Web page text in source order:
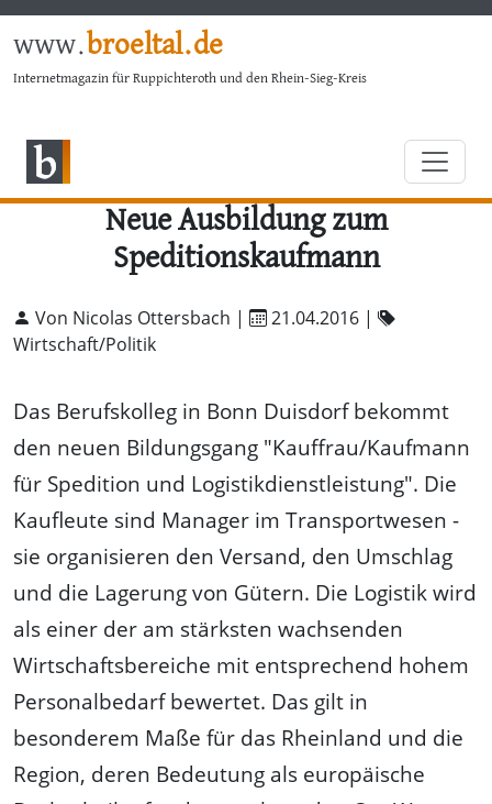
www.broeltal.de
Internetmagazin für Ruppichteroth und den Rhein-Sieg-Kreis
Neue Ausbildung zum
Speditionskaufmann
Von Nicolas Ottersbach | 21.04.2016 |
Wirtschaft/Politik
Das Berufskolleg in Bonn Duisdorf bekommt
den neuen Bildungsgang "Kauffrau/Kaufmann
für Spedition und Logistikdienstleistung". Die
Kaufleute sind Manager im Transportwesen -
sie organisieren den Versand, den Umschlag
und die Lagerung von Gütern. Die Logistik wird
als einer der am stärksten wachsenden
Wirtschaftsbereiche mit entsprechend hohem
Personalbedarf bewertet. Das gilt in
besonderem Maße für das Rheinland und die
Region, deren Bedeutung als europäische